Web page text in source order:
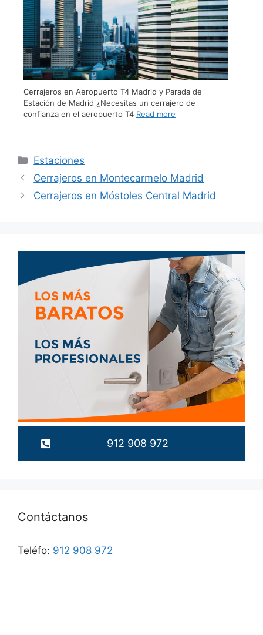
Cerrajeros en Aeropuerto T4 Madrid y Parada de
Estación de Madrid ¿Necesitas un cerrajero de
confianza en el aeropuerto T4 Read more
Estaciones
Cerrajeros en Montecarmelo Madrid
Cerrajeros en Móstoles Central Madrid
912 908 972
Contáctanos
Teléfo: 912 908 972